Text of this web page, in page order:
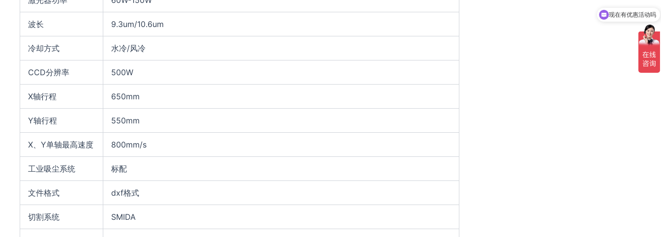
波长 9.3um/10.6um
冷却方式 水冷/风冷
CCD分辨率 500W
X轴行程 650mm
Y轴行程 550mm
X、Y单轴最高速度 800mm/s
工业吸尘系统 标配
文件格式 dxf格式
切割系统 SMIDA
现在有优惠活动吗